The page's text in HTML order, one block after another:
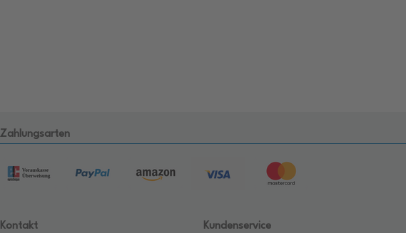
Zahlungsarten
Kontakt Kundenservice